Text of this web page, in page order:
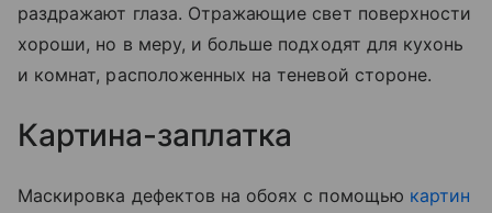
раздражают глаза. Отражающие свет поверхности
хороши, но в меру, и больше подходят для кухонь
и комнат, расположенных на теневой стороне.
Картина-заплатка
Маскировка дефектов на обоях с помощью картин